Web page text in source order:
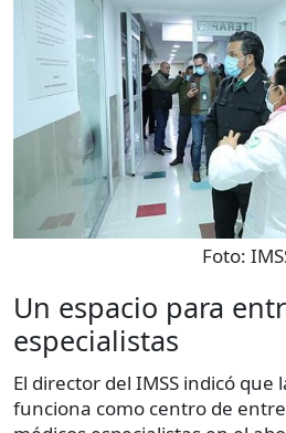
Foto:
Un espacio para
especialistas
El director del IMSS indicó que
funciona como centro de